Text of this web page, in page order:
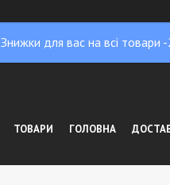
Знижки для вас на всі
ТОВАРИ ГОЛОВНА